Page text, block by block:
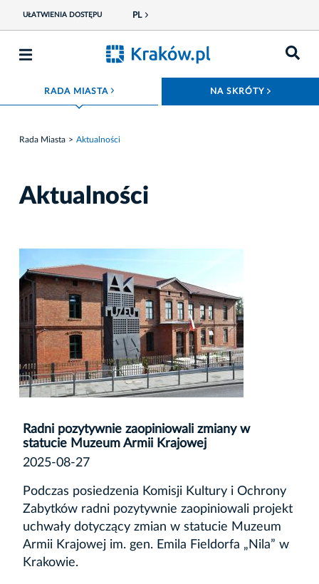
UŁATWIENIA DOSTĘPU PL
RADA MIASTAROZWIŃ MENU NA SKRÓTY
Rada Miasta Aktualności
Aktualności
Radni pozytywnie zaopiniowali zmiany w
statucie Muzeum Armii Krajowej
2025-08-27
Podczas posiedzenia Komisji Kultury i Ochrony
Zabytków radni pozytywnie zaopiniowali projekt
uchwały dotyczący zmian w statucie Muzeum
Armii Krajowej im. gen. Emila Fieldorfa „Nila” w
Krakowie.